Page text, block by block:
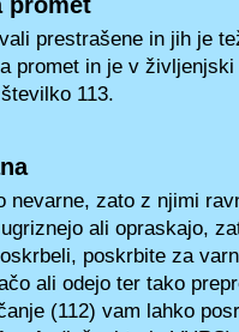
prestrašene in jih je
promet in je v
113.
nevarne, zato z njimi
ali opraskajo,
poskrbite za
ali odejo ter tako
(112) vam lahko